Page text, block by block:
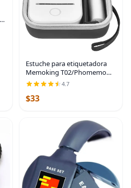
Estuche para etiquetadora
Memoking T02/Phomemo
M02/M02S/M02
Pro/Q30S/para Nelko
PM230/para Anycash/para
4.7
$33